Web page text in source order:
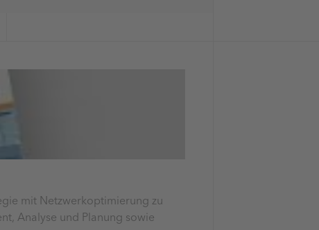
mit Netzwerkoptimierung zu
Analyse und Planung sowie